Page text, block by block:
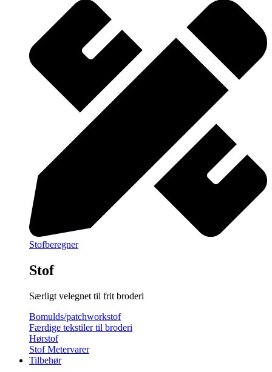
Stofberegner
Stof
Særligt velegnet til frit broderi
Bomulds/patchworkstof
Færdige tekstiler til broderi
Hørstof
Stof Metervarer
Tilbehør